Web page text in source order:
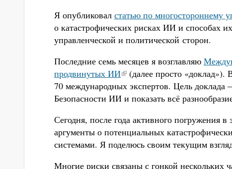
Я опубликовал статью по многостороннему
о катастрофических рисках ИИ и способах
управленческой и политической сторон.
Последние семь месяцев я возглавляю
продвинутых ИИ
(далее просто
70 международных экспертов. Цель доклада
Безопасности ИИ и показать всё
Сегодня, после года активного погружения
аргументы о потенциальных
системами. Я поделюсь своим текущим
Многие риски связаны с гонкой нескольких